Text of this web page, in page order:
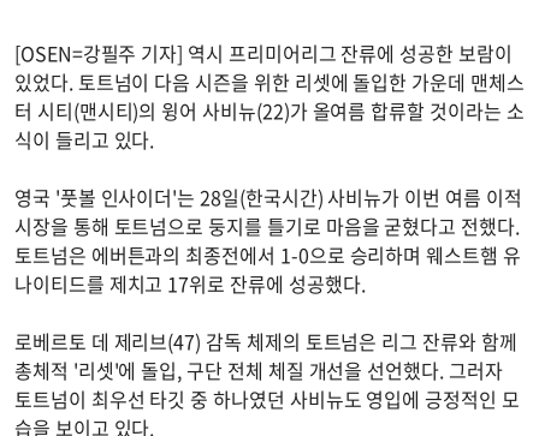
[OSEN=강필주 기자] 역시 프리미어리그 잔류에 성공한 보람이
있었다. 토트넘이 다음 시즌을 위한 리셋에 돌입한 가운데 맨체스
터 시티(맨시티)의 윙어 사비뉴(22)가 올여름 합류할 것이라는 소
식이 들리고 있다.
영국 '풋볼 인사이더'는 28일(한국시간) 사비뉴가 이번 여름 이적
시장을 통해 토트넘으로 둥지를 틀기로 마음을 굳혔다고 전했다.
토트넘은 에버튼과의 최종전에서 1-0으로 승리하며 웨스트햄 유
나이티드를 제치고 17위로 잔류에 성공했다.
로베르토 데 제리브(47) 감독 체제의 토트넘은 리그 잔류와 함께
총체적 '리셋'에 돌입, 구단 전체 체질 개선을 선언했다. 그러자
토트넘이 최우선 타깃 중 하나였던 사비뉴도 영입에 긍정적인 모
습을 보이고 있다.